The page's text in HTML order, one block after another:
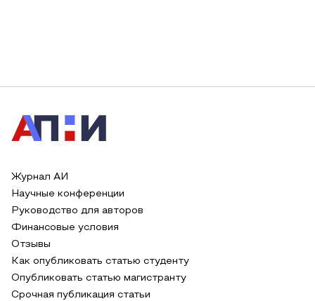
Журнал АИ
Научные конференции
Руководство для авторов
Финансовые условия
Отзывы
Как опубликовать статью студенту
Опубликовать статью магистранту
Срочная публикация статьи